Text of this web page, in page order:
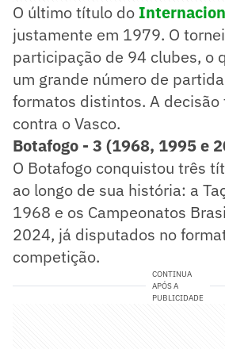
O último título do
justamente em 1979. O
participação de 94 clubes, o
um grande número de
formatos distintos. A
contra o Vasco.
Botafogo - 3 (1968, 1995 e
O Botafogo conquistou três
ao longo de sua história: a
1968 e os Campeonatos
2024, já disputados no
competição.
CONTINUA
APÓS A
PUBLICIDADE